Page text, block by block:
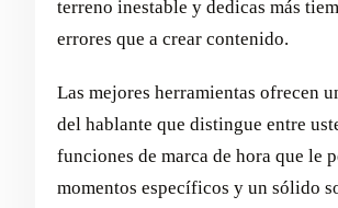
terreno inestable y dedicas más
errores que a crear contenido.
Las mejores herramientas ofrecen
del hablante que distingue entre
funciones de marca de hora que le
momentos específicos y un sólido